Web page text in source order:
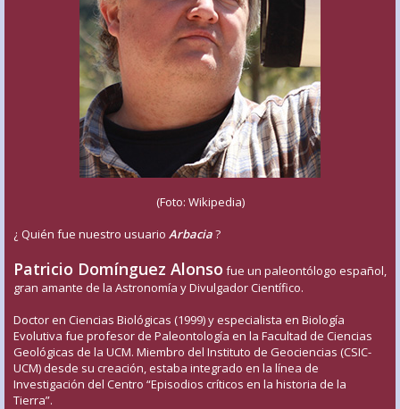
(Foto: Wikipedia)
¿ Quién fue nuestro usuario Arbacia?
Patricio Domínguez Alonso fue un paleontólogo español,
gran amante de la Astronomía y Divulgador Científico.
Doctor en Ciencias Biológicas (1999) y especialista en Biología
Evolutiva fue profesor de Paleontología en la Facultad de Ciencias
Geológicas de la UCM. Miembro del Instituto de Geociencias (CSIC-
UCM) desde su creación, estaba integrado en la línea de
Investigación del Centro “Episodios críticos en la historia de la
Tierra”.